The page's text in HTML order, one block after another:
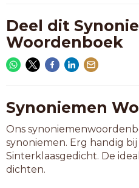
Deel dit
Woordenboek
Synoniemen
Ons
synoniemen. Erg handig
Sinterklaasgedicht. De
dichten.